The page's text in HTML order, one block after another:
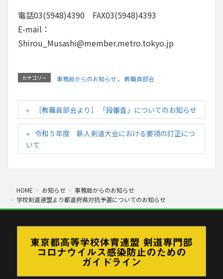
電話03(5948)4390 FAX03(5948)4393
E-mail：
Shirou_Musashi@member.metro.tokyo.jp
カテゴリー 事務局からのお知らせ、 教職員部会
［教職員部会より］ 「段審査」についてのお知らせ
令和５年度 新人剣道大会における要項の訂正につ
いて
HOME お知らせ
事務局からのお知らせ
学校剣道連盟より都道府県対抗予選についてのお知らせ